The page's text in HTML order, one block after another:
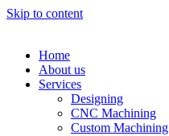
Skip to content
Home
About us
Services
Designing
CNC Machining
Custom Machining